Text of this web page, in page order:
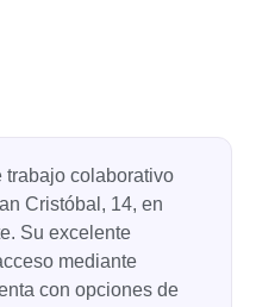
trabajo colaborativo
Cristóbal, 14, en
Su excelente
mediante
con opciones de